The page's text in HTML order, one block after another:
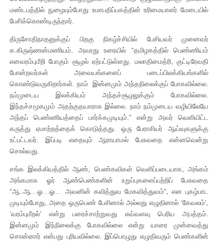
மண்டபத்தில் நுழையும்போது உமாபதிப்பகத்தின் உரிமையாளர் மேடையில்
பேசிக்கொண்டிருந்தார்.
திருசோதிநாதனுக்குப் பிறகு நிகழ்ச்சியில் பேசியவர் முனைவர்
க.கிருஷ்ணன்மணியம். அவரது உரையில் “தமிழகத்தில் பெண்ணியம்
எனவரம்புமீறி போகும் சூழல் ஏற்பட்டுள்ளது. மலாதிமைத்ரி, குட்டிரேவதி
போன்றவர்கள் அவையங்களைப் படைப்பிலக்கியங்களில்
கொண்டுவருகிறார்கள். நாம் இன்னமும் அந்தநிலைக்குப் போகவில்லை.
நம்முடைய இலக்கியம் அந்தச்சூழலுக்கும் போகவில்லை.
இந்தச்சமூகமும் அதற்குதயாராக இல்லை. நாம் நம்முடைய வழியிலேயே
அந்தப் பெண்ணியத்தைப் பார்க்கமுடியும்.” என்று அவர் வெளியிட்ட
கருத்து ஏமாற்றத்தைக் கொடுத்தது. ஒரு பேராசியர் ஆய்வுகளுக்கு
உட்பட்டவர். இப்படி எதையும் ஆராயாமல் பேசுவதை என்னவென்று
சொல்வது.
சங்க இலக்கியத்தில் ஆண், பெண்கவிகள் வெளிப்படையாக, அங்கம்
அங்கமாக ஓர் ஆண்பெண்களின் உறுப்புகளைப்பற்றிப் பேசுவதை
“ஆ..ஆ…ஓ…ஓ… அவனின் கவித்துவ மேகவித்துவம்”, என புகழ்பாட
முடியும்போது, அதை ஒருபெண் பேசினால் அல்லது எழுதினால் ‘கேவலம்’,
‘வரம்புமீறல்’ என்று பரைச்சாற்றுவது எவ்வளவு பெரிய அபத்தம்.
இன்னமும் இந்நிலைக்கு போகவில்லை என்று யாரை முன்வைத்து
சொன்னார் என்பது புரியவில்லை. இப்பொழுது எழுதிவரும் பெண்களின்